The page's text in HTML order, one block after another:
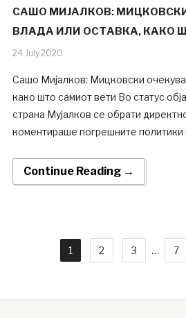
САШО МИЈАЛКОВ:
ВЛАДА ИЛИ ОСТАВКА, КАКО
24.July.2020
Сашо Мијалков: Мицковски
како што самиот вети Во статус
страна Мујалков се обрати
коментираше погрешните политики
Continue Reading →
1 2 3 … 7